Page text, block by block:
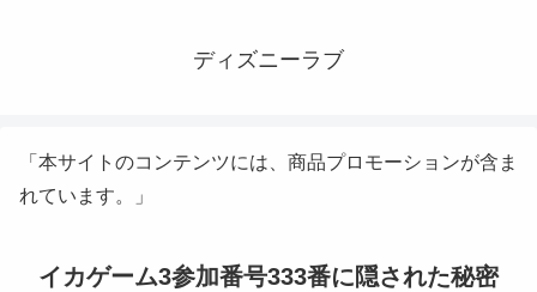
ディズニーラブ
「本サイトのコンテンツには、商品プロモーションが含ま
れています。」
イカゲーム3参加番号333番に隠された秘密